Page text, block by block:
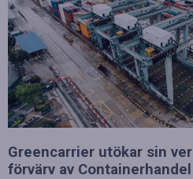
Greencarrier utökar sin
förvärv av Containerhandel